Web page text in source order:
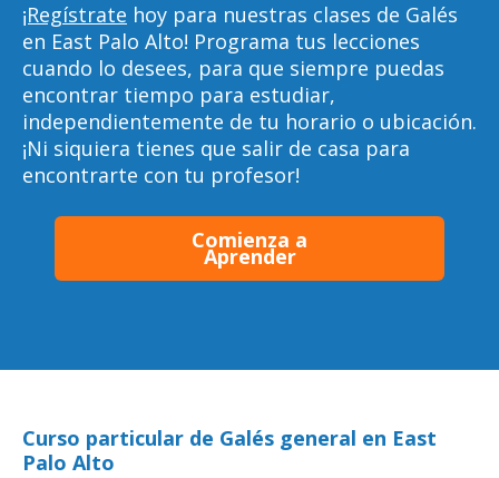
¡Regístrate hoy para nuestras clases de Galés
en East Palo Alto! Programa tus lecciones
cuando lo desees, para que siempre puedas
encontrar tiempo para estudiar,
independientemente de tu horario o ubicación.
¡Ni siquiera tienes que salir de casa para
encontrarte con tu profesor!
Comienza a
Aprender
Curso particular de Galés general en East
Palo Alto